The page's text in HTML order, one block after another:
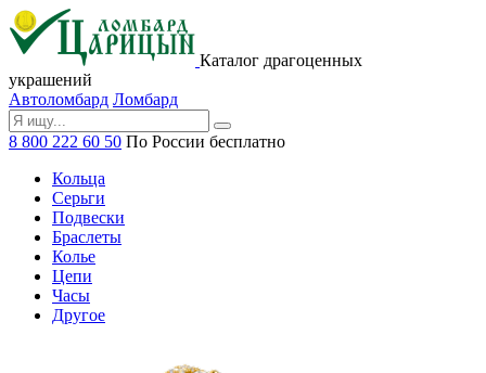
Каталог драгоценных
украшений
Автоломбард Ломбард
8 800 222 60 50 По России бесплатно
Кольца
Серьги
Подвески
Браслеты
Колье
Цепи
Часы
Другое